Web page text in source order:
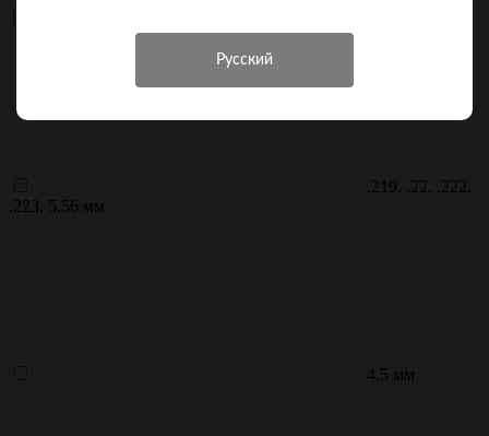
.219, .22, .222,
.223, 5.56 мм
4,5 мм